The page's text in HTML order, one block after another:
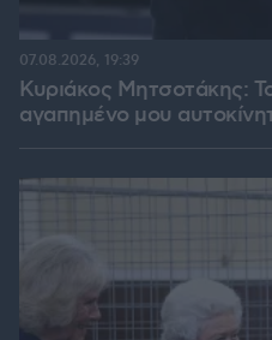
Κυριάκος Μητσοτάκης:
αγαπημένο μου
07.08.2026, 19:39